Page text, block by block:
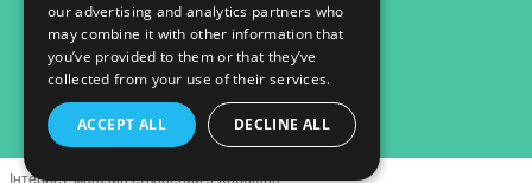
Контактна інформація
Повна версія сайту
our advertising and analytics partners who
may combine it with other information that
you’ve provided to them or that they’ve
collected from your use of their services.
ACCEPT ALL DECLINE ALL